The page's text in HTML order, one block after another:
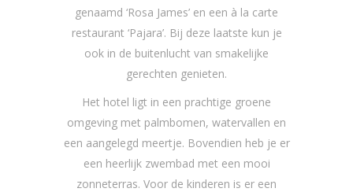
genaamd ‘Rosa James’ en een à la carte
restaurant ‘Pajara’. Bij deze laatste kun je
ook in de buitenlucht van smakelijke
gerechten genieten.
Het hotel ligt in een prachtige groene
omgeving met palmbomen, watervallen en
een aangelegd meertje. Bovendien heb je er
een heerlijk zwembad met een mooi
zonneterras. Voor de kinderen is er een